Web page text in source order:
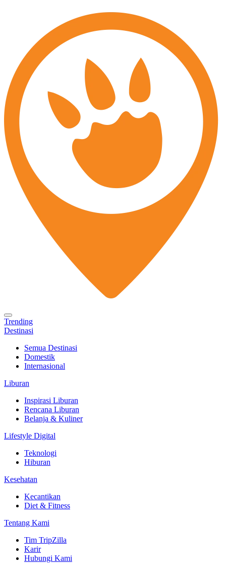
Trending
Destinasi
Semua Destinasi
Domestik
Internasional
Liburan
Inspirasi Liburan
Rencana Liburan
Belanja & Kuliner
Lifestyle Digital
Teknologi
Hiburan
Kesehatan
Kecantikan
Diet & Fitness
Tentang Kami
Tim TripZilla
Karir
Hubungi Kami